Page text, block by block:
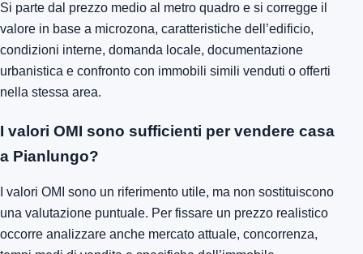
Si parte dal prezzo medio al metro quadro e si corregge il
valore in base a microzona, caratteristiche dell’edificio,
condizioni interne, domanda locale, documentazione
urbanistica e confronto con immobili simili venduti o offerti
nella stessa area.
I valori OMI sono sufficienti per vendere casa
a Pianlungo?
I valori OMI sono un riferimento utile, ma non sostituiscono
una valutazione puntuale. Per fissare un prezzo realistico
occorre analizzare anche mercato attuale, concorrenza,